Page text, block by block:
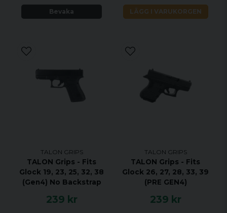
Bevaka LÄGG I VARUKORGEN
TALON GRIPS
TALON Grips - Fits
Glock 19, 23, 25, 32, 38
(Gen4) No Backstrap
239 kr
TALON GRIPS
TALON Grips - Fits
Glock 26, 27, 28, 33, 39
(PRE GEN4)
239 kr